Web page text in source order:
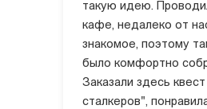
такую идею.
кафе, недалеко от
знакомое, поэтому
было комфортно
Заказали здесь
сталкеров",